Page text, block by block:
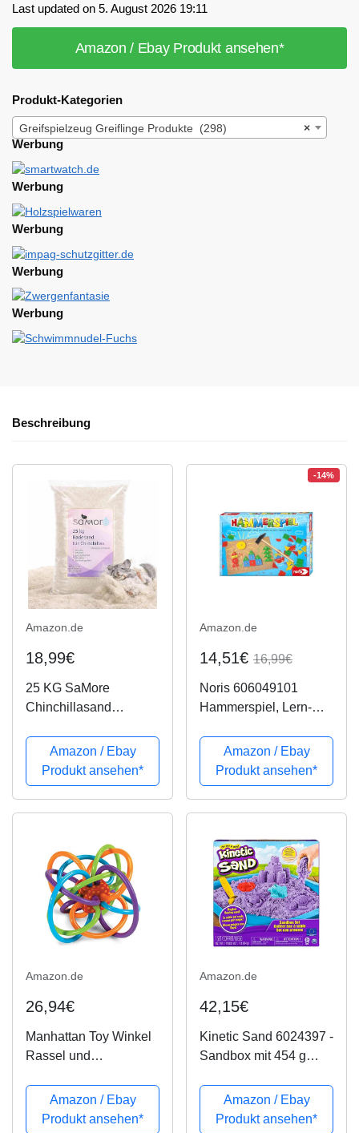
Last updated on 5. August 2026 19:11
Amazon / Ebay Produkt ansehen*
Produkt-Kategorien
×
Greifspielzeug Greiflinge Produkte (298)
Werbung
Werbung
Werbung
Werbung
Werbung
Beschreibung
Amazon.de
18,99€
25 KG SaMore
Chinchillasand
Badesand Hochrein
Samtweich
Amazon / Ebay
Produkt ansehen*
-14%
Amazon.de
14,51€ 16,99€
Noris 606049101
Hammerspiel, Lern-
Geschicklichkeitsspiel
mit 50 bunten
Holzbauteilen in
verschiedenen
Jahren
Amazon / Ebay
Produkt ansehen*
Amazon.de
26,94€
Manhattan Toy Winkel
Rassel und
Beißringspielzeug
Amazon / Ebay
Produkt ansehen*
Amazon.de
42,15€
Kinetic Sand 6024397 -
Sandbox mit 454 g
unterschiedliche
Varianten
Amazon / Ebay
Produkt ansehen*